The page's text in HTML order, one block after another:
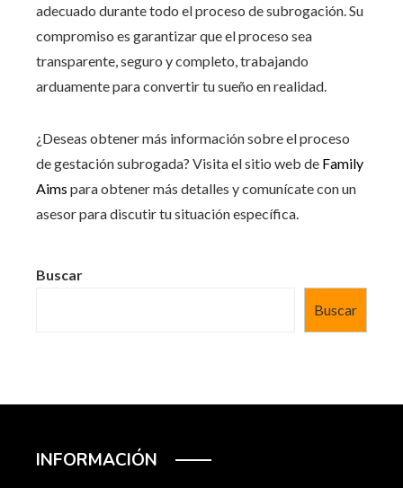
adecuado durante todo el proceso de subrogación. Su
compromiso es garantizar que el proceso sea
transparente, seguro y completo, trabajando
arduamente para convertir tu sueño en realidad.
¿Deseas obtener más información sobre el proceso
de gestación subrogada? Visita el sitio web de Family
Aims para obtener más detalles y comunícate con un
asesor para discutir tu situación específica.
Buscar
Buscar
INFORMACIÓN